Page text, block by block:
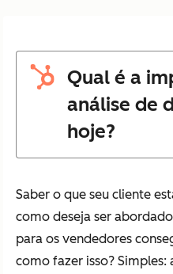
Qual é a
análise de
hoje?
Saber o que seu cliente
como deseja ser
para os vendedores
como fazer isso?